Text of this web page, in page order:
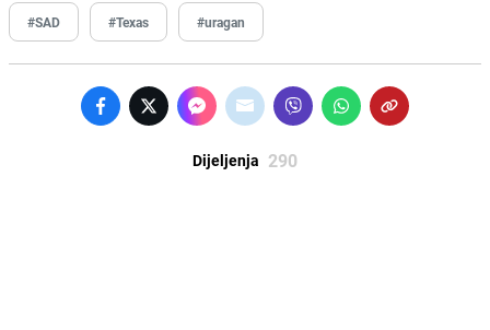
#SAD #Texas #uragan
Dijeljenja 290